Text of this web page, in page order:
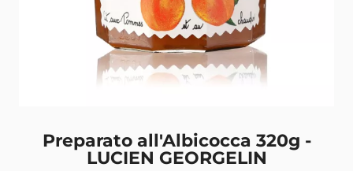
Preparato all'Albicocca 320g -
LUCIEN GEORGELIN